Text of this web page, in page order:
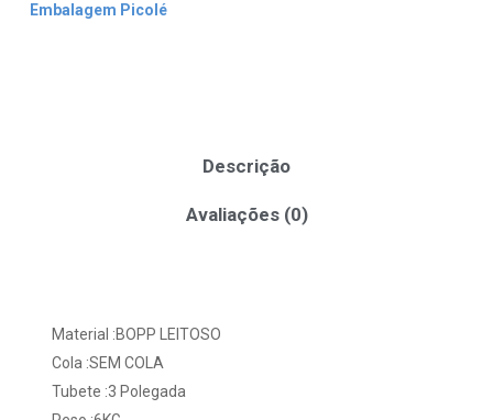
Embalagem Picolé
Descrição
Avaliações (0)
Material :BOPP LEITOSO
Cola :SEM COLA
Tubete :3 Polegada